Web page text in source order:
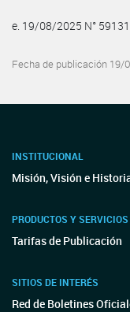
e. 19/08/2025 N°
Fecha de publicación 19/
INSTITUCIONAL
Misión, Visión e
PRODUCTOS Y SERVICIOS
Tarifas de Publicación
SITIOS DE INTERÉS
Red de Boletines